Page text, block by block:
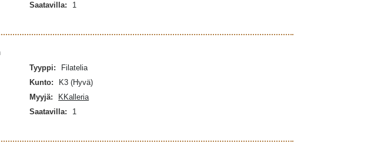
Saatavilla:
1
Tyyppi:
Filatelia
Kunto:
K3 (Hyvä)
Myyjä:
KKalleria
Saatavilla:
1